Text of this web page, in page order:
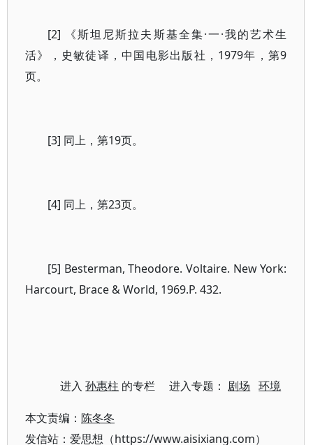
[2] 《斯坦尼斯拉夫斯基全集·一·我的艺术生
活》，史敏徒译，中国电影出版社，1979年，第9
页。
[3] 同上，第19页。
[4] 同上，第23页。
[5] Besterman, Theodore. Voltaire. New York:
Harcourt, Brace & World, 1969.P. 432.
进入孙惠柱 的专栏 进入专题： 剧场 环境
本文责编： 陈冬冬
发信站：爱思想（https://www.aisixiang.com）